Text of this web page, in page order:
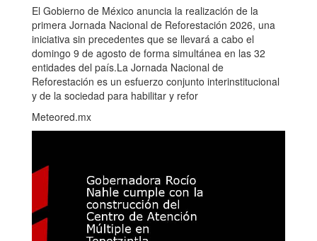
El Gobierno de México anuncia la realización de la
primera Jornada Nacional de Reforestación 2026, una
iniciativa sin precedentes que se llevará a cabo el
domingo 9 de agosto de forma simultánea en las 32
entidades del país.La Jornada Nacional de
Reforestación es un esfuerzo conjunto interinstitucional
y de la sociedad para habilitar y refor
Meteored.mx